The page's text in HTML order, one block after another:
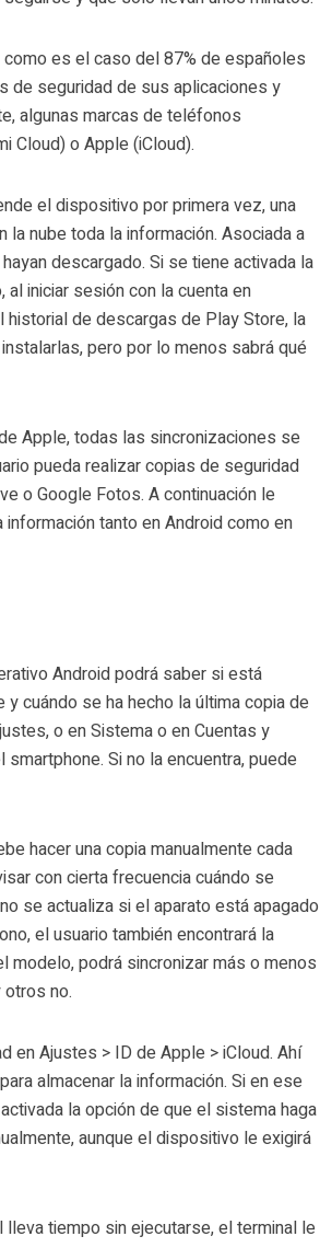
es el caso del 87% de españoles
de seguridad de sus aplicaciones y
algunas marcas de teléfonos
Cloud) o Apple (iCloud).
el dispositivo por primera vez, una
nube toda la información. Asociada a
descargado. Si se tiene activada la
iniciar sesión con la cuenta en
de descargas de Play Store, la
pero por lo menos sabrá qué
Apple, todas las sincronizaciones se
pueda realizar copias de seguridad
o Google Fotos. A continuación le
tanto en Android como en
Android podrá saber si está
cuándo se ha hecho la última copia de
o en Sistema o en Cuentas y
Si no la encuentra, puede
hacer una copia manualmente cada
con cierta frecuencia cuándo se
se actualiza si el aparato está apagado
el usuario también encontrará la
modelo, podrá sincronizar más o menos
no.
en Ajustes > ID de Apple > iCloud. Ahí
almacenar la información. Si en ese
la opción de que el sistema haga
aunque el dispositivo le exigirá
tiempo sin ejecutarse, el terminal le